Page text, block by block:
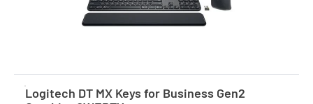
Logitech DT MX Keys for Business Gen2